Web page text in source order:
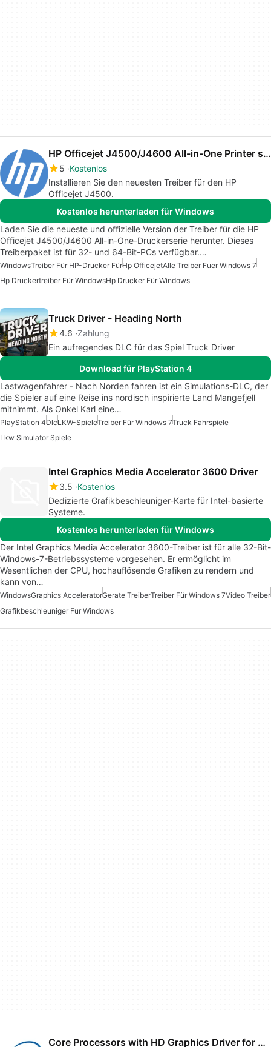
HP Officejet J4500/J4600 All-in-One Printer series drivers
5 Kostenlos
Installieren Sie den neuesten Treiber für den HP
Officejet J4500.
Kostenlos herunterladen für Windows
Laden Sie die neueste und offizielle Version der Treiber für die HP
Officejet J4500/J4600 All-in-One-Druckerserie herunter. Dieses
Treiberpaket ist für 32- und 64-Bit-PCs verfügbar.…
WindowsTreiber Für HP-Drucker FürHp OfficejetAlle Treiber Fuer Windows 7
Hp Druckertreiber Für WindowsHp Drucker Für Windows
Truck Driver - Heading North
4.6 Zahlung
Ein aufregendes DLC für das Spiel Truck Driver
Download für PlayStation 4
Lastwagenfahrer - Nach Norden fahren ist ein Simulations-DLC, der
die Spieler auf eine Reise ins nordisch inspirierte Land Mangefjell
mitnimmt. Als Onkel Karl eine…
PlayStation 4DlcLKW-SpieleTreiber Für Windows 7Truck Fahrspiele
Lkw Simulator Spiele
Intel Graphics Media Accelerator 3600 Driver
3.5 Kostenlos
Dedizierte Grafikbeschleuniger-Karte für Intel-basierte
Systeme.
Kostenlos herunterladen für Windows
Der Intel Graphics Media Accelerator 3600-Treiber ist für alle 32-Bit-
Windows-7-Betriebssysteme vorgesehen. Er ermöglicht im
Wesentlichen der CPU, hochauflösende Grafiken zu rendern und
kann von…
WindowsGraphics AcceleratorGerate TreiberTreiber Für Windows 7Video Treiber
Grafikbeschleuniger Fur Windows
Core Processors with HD Graphics Driver for Windows 7 Home Basic